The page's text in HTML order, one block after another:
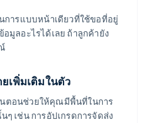
การแบบหน้าเดียวที่ใช้ขอที่อยู่
มูลอะไรได้เลย ถ้าลูกค้ายัง
เพิ่มเติมในตัว
ตอนช่วยให้คุณมีพื้นที่ในการ
เช่น การอัปเกรดการจัดส่ง